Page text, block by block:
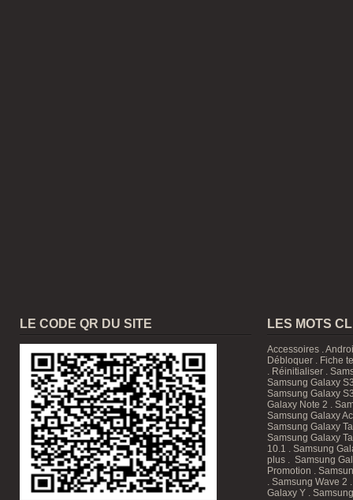
LE CODE QR DU SITE LES MOTS
Accessoires.
Débloquer. Fiche
. Réinitialiser.
Samsung Galaxy
Samsung Galaxy
Galaxy Note 2 .
Samsung Galaxy
Samsung Galaxy
Samsung Galaxy
10.1 . Samsung
plus . Samsung
Promotion .
. Samsung Wave 2
Galaxy Y .